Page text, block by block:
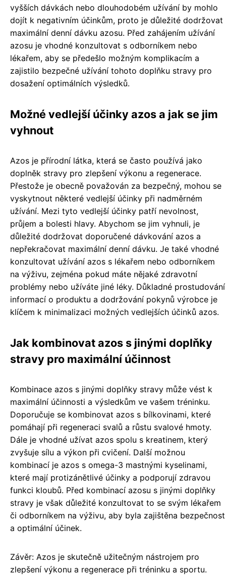
vyšších dávkách nebo dlouhodobém užívání by mohlo
dojít k negativním účinkům, proto je důležité dodržovat
maximální denní dávku azosu. Před zahájením užívání
azosu je vhodné konzultovat s odborníkem nebo
lékařem, aby se předešlo možným komplikacím a
zajistilo bezpečné užívání tohoto doplňku stravy pro
dosažení optimálních výsledků.
Možné vedlejší účinky azos a jak se jim
vyhnout
Azos je přírodní látka, která se často používá jako
doplněk stravy pro zlepšení výkonu a regenerace.
Přestože je obecně považován za bezpečný, mohou se
vyskytnout některé vedlejší účinky při nadměrném
užívání. Mezi tyto vedlejší účinky patří nevolnost,
průjem a bolesti hlavy. Abychom se jim vyhnuli, je
důležité dodržovat doporučené dávkování azos a
nepřekračovat maximální denní dávku. Je také vhodné
konzultovat užívání azos s lékařem nebo odborníkem
na výživu, zejména pokud máte nějaké zdravotní
problémy nebo užíváte jiné léky. Důkladné prostudování
informací o produktu a dodržování pokynů výrobce je
klíčem k minimalizaci možných vedlejších účinků azos.
Jak kombinovat azos s jinými doplňky
stravy pro maximální účinnost
Kombinace azos s jinými doplňky stravy může vést k
maximální účinnosti a výsledkům ve vašem tréninku.
Doporučuje se kombinovat azos s bílkovinami, které
pomáhají při regeneraci svalů a růstu svalové hmoty.
Dále je vhodné užívat azos spolu s kreatinem, který
zvyšuje sílu a výkon při cvičení. Další možnou
kombinací je azos s omega-3 mastnými kyselinami,
které mají protizánětlivé účinky a podporují zdravou
funkci kloubů. Před kombinací azosu s jinými doplňky
stravy je však důležité konzultovat to se svým lékařem
či odborníkem na výživu, aby byla zajištěna bezpečnost
a optimální účinek.
Závěr: Azos je skutečně užitečným nástrojem pro
zlepšení výkonu a regenerace při tréninku a sportu.